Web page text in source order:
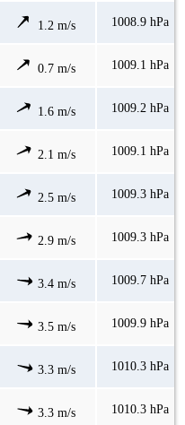
1.2 m/s 1008.9 hPa
0.7 m/s 1009.1 hPa
1.6 m/s 1009.2 hPa
2.1 m/s 1009.1 hPa
2.5 m/s 1009.3 hPa
2.9 m/s 1009.3 hPa
3.4 m/s 1009.7 hPa
3.5 m/s 1009.9 hPa
3.3 m/s 1010.3 hPa
3.3 m/s 1010.3 hPa